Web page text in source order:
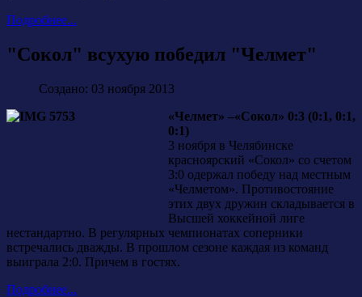
Подробнее...
"Сокол" всухую победил "Челмет"
Создано: 03 ноября 2013
«Челмет» –«Сокол» 0:3 (0:1, 0:1,
0:1)
3 ноября в Челябинске
красноярский «Сокол» со счетом
3:0 одержал победу над местным
«Челметом». Противостояние
этих двух дружин складывается в
Высшей хоккейной лиге
нестандартно. В регулярных чемпионатах соперники
встречались дважды. В прошлом сезоне каждая из команд
выиграла 2:0. Причем в гостях.
Подробнее...